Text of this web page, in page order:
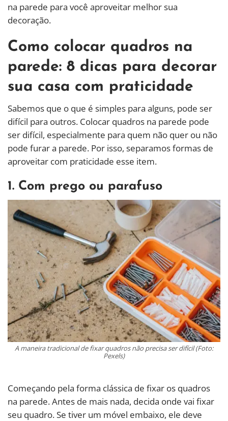
na parede para você aproveitar melhor sua
decoração.
Como colocar quadros na
parede: 8 dicas para decorar
sua casa com praticidade
Sabemos que o que é simples para alguns, pode ser
difícil para outros. Colocar quadros na parede pode
ser difícil, especialmente para quem não quer ou não
pode furar a parede. Por isso, separamos formas de
aproveitar com praticidade esse item.
1. Com prego ou parafuso
A maneira tradicional de fixar quadros não precisa ser difícil (Foto:
Pexels)
Começando pela forma clássica de fixar os quadros
na parede. Antes de mais nada, decida onde vai fixar
seu quadro. Se tiver um móvel embaixo, ele deve